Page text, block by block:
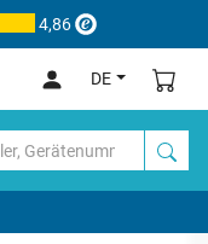
4,86
DE